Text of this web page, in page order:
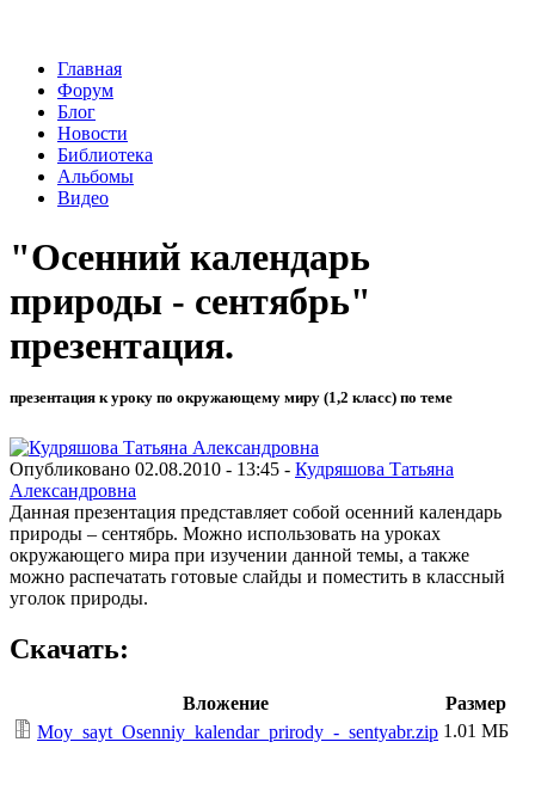
Главная
Форум
Блог
Новости
Библиотека
Альбомы
Видео
"Осенний календарь
природы - сентябрь"
презентация.
презентация к уроку по окружающему миру (1,2 класс) по теме
Опубликовано 02.08.2010 - 13:45 - Кудряшова Татьяна
Александровна
Данная презентация представляет собой осенний календарь
природы – сентябрь. Можно использовать на уроках
окружающего мира при изучении данной темы, а также
можно распечатать готовые слайды и поместить в классный
уголок природы.
Скачать:
Вложение
Размер
Moy_sayt_Osenniy_kalendar_prirody_-_sentyabr.zip 1.01 МБ